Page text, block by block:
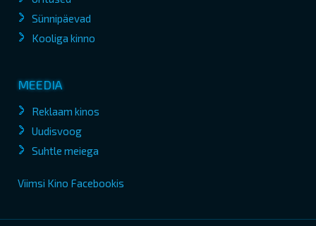
Sünnipäevad
Kooliga kinno
MEEDIA
Reklaam kinos
Uudisvoog
Suhtle meiega
Viimsi Kino Facebookis